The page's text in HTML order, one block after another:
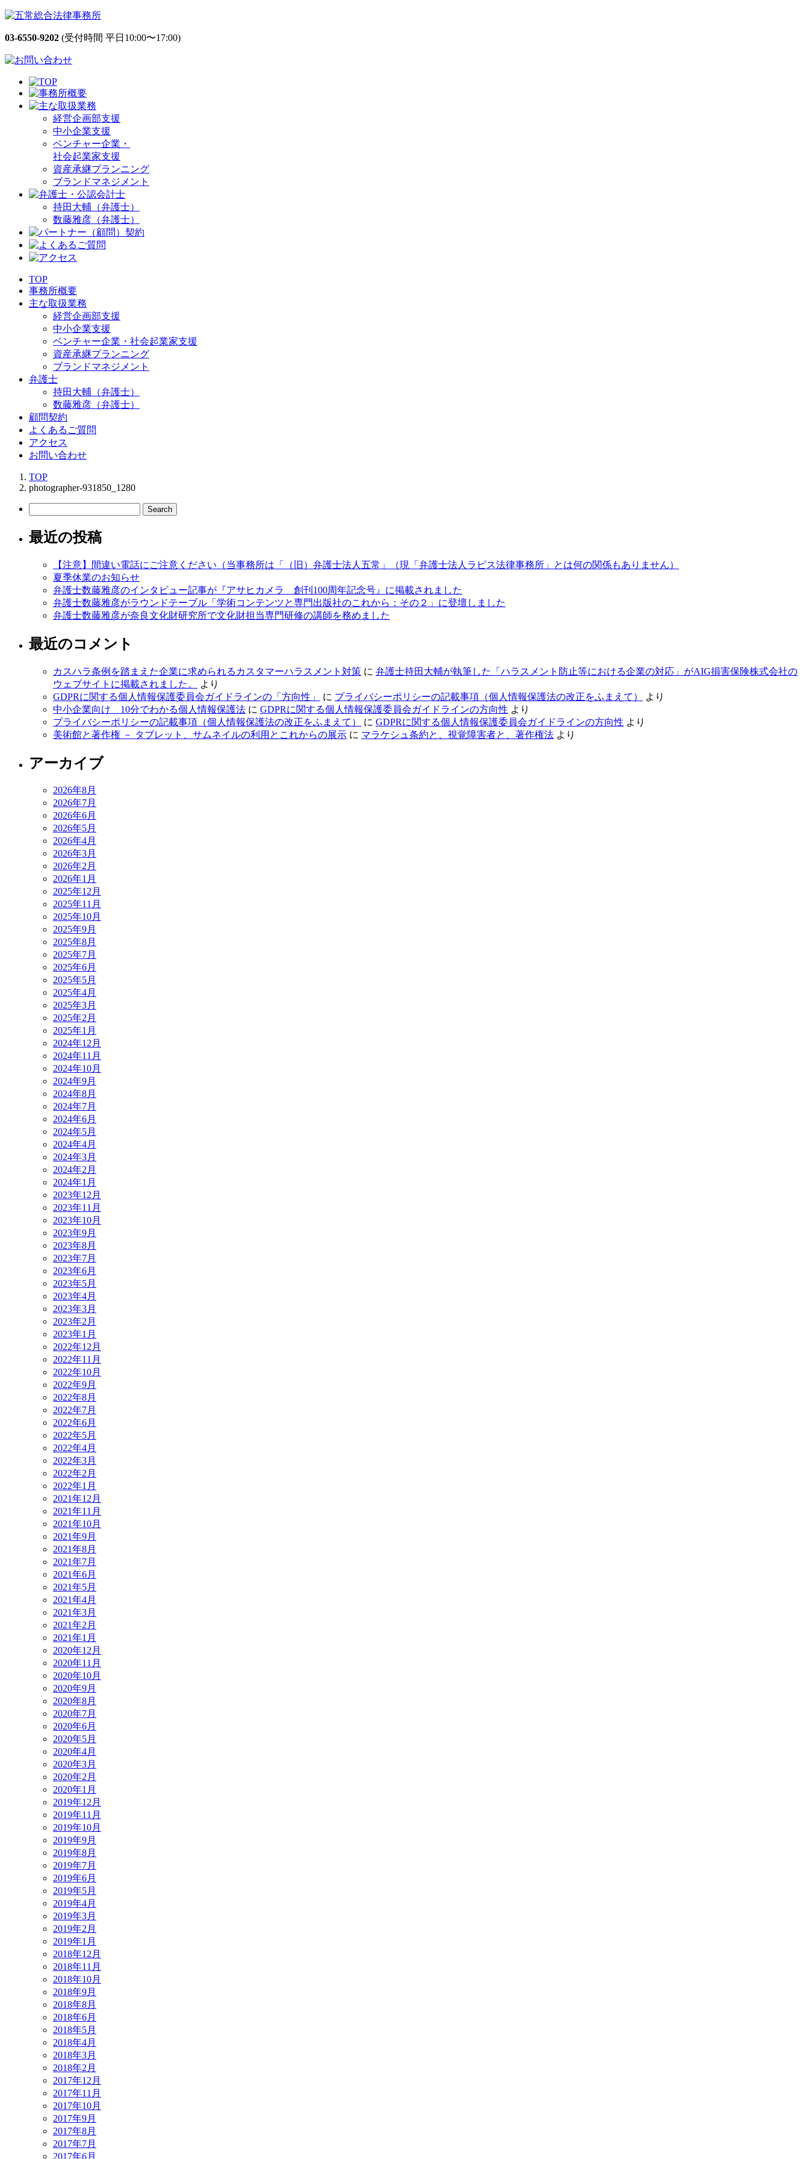
03-6550-9202 (受付時間 平日10:00〜17:00)
経営企画部支援
中小企業支援
ベンチャー企業・
社会起業家支援
資産承継プランニング
ブランドマネジメント
持田大輔（弁護士）
数藤雅彦（弁護士）
TOP
事務所概要
主な取扱業務
経営企画部支援
中小企業支援
ベンチャー企業・社会起業家支援
資産承継プランニング
ブランドマネジメント
弁護士
持田大輔（弁護士）
数藤雅彦（弁護士）
顧問契約
よくあるご質問
アクセス
お問い合わせ
TOP
photographer-931850_1280
最近の投稿
【注意】間違い電話にご注意ください（当事務所は「（旧）弁護士法人五常」（現「弁護士法人ラピス法律事務所」とは何の関係もありません）
夏季休業のお知らせ
弁護士数藤雅彦のインタビュー記事が『アサヒカメラ 創刊100周年記念号』に掲載されました
弁護士数藤雅彦がラウンドテーブル「学術コンテンツと専門出版社のこれから：その２」に登壇しました
弁護士数藤雅彦が奈良文化財研究所で文化財担当専門研修の講師を務めました
最近のコメント
カスハラ条例を踏まえた企業に求められるカスタマーハラスメント対策 に 弁護士持田大輔が執筆した「ハラスメント防止等における企業の対応」がAIG損害保険株式会社の
ウェブサイトに掲載されました。
より
GDPRに関する個人情報保護委員会ガイドラインの「方向性」
に プライバシーポリシーの記載事項（個人情報保護法の改正をふまえて）
より
中小企業向け 10分でわかる個人情報保護法 に GDPRに関する個人情報保護委員会ガイドラインの方向性 より
プライバシーポリシーの記載事項（個人情報保護法の改正をふまえて）
に GDPRに関する個人情報保護委員会ガイドラインの方向性 より
美術館と著作権 － タブレット、サムネイルの利用とこれからの展示 に マラケシュ条約と、視覚障害者と、著作権法 より
アーカイブ
2026年8月
2026年7月
2026年6月
2026年5月
2026年4月
2026年3月
2026年2月
2026年1月
2025年12月
2025年11月
2025年10月
2025年9月
2025年8月
2025年7月
2025年6月
2025年5月
2025年4月
2025年3月
2025年2月
2025年1月
2024年12月
2024年11月
2024年10月
2024年9月
2024年8月
2024年7月
2024年6月
2024年5月
2024年4月
2024年3月
2024年2月
2024年1月
2023年12月
2023年11月
2023年10月
2023年9月
2023年8月
2023年7月
2023年6月
2023年5月
2023年4月
2023年3月
2023年2月
2023年1月
2022年12月
2022年11月
2022年10月
2022年9月
2022年8月
2022年7月
2022年6月
2022年5月
2022年4月
2022年3月
2022年2月
2022年1月
2021年12月
2021年11月
2021年10月
2021年9月
2021年8月
2021年7月
2021年6月
2021年5月
2021年4月
2021年3月
2021年2月
2021年1月
2020年12月
2020年11月
2020年10月
2020年9月
2020年8月
2020年7月
2020年6月
2020年5月
2020年4月
2020年3月
2020年2月
2020年1月
2019年12月
2019年11月
2019年10月
2019年9月
2019年8月
2019年7月
2019年6月
2019年5月
2019年4月
2019年3月
2019年2月
2019年1月
2018年12月
2018年11月
2018年10月
2018年9月
2018年8月
2018年6月
2018年5月
2018年4月
2018年3月
2018年2月
2017年12月
2017年11月
2017年10月
2017年9月
2017年8月
2017年7月
2017年6月